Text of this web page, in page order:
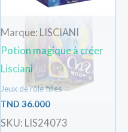
Marque: LISCIANI
Potion magique à créer
Lisciani
Jeux de rôle filles
TND 36.000
SKU: LIS24073